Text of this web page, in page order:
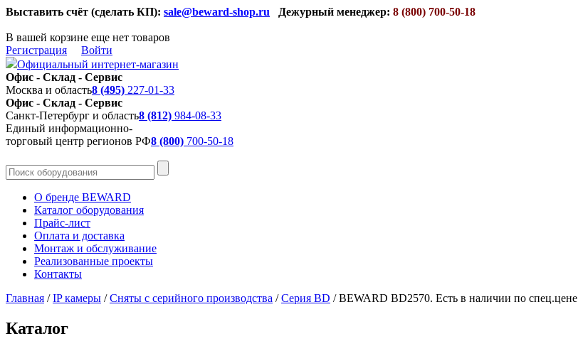
Выставить счёт (сделать КП): sale@beward-shop.ru Дежурный менеджер: 8 (800) 700-50-18
В вашей корзине еще нет товаров
Регистрация
Войти
Официальный интернет-магазин
Офис - Склад - Сервис
Москва и область8 (495) 227-01-33
Офис - Склад - Сервис
Санкт-Петербург и область8 (812) 984-08-33
Единый информационно-
торговый центр регионов РФ8 (800) 700-50-18
О бренде BEWARD
Каталог оборудования
Прайс-лист
Оплата и доставка
Монтаж и обслуживание
Реализованные проекты
Контакты
Главная /IP камеры /Сняты с серийного производства /Серия BD /BEWARD BD2570. Есть в наличии по спец.цене
Каталог